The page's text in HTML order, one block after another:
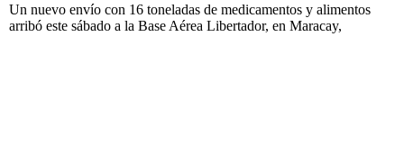
Un nuevo envío con 16 toneladas de medicamentos y alimentos
arribó este sábado a la Base Aérea Libertador, en Maracay,